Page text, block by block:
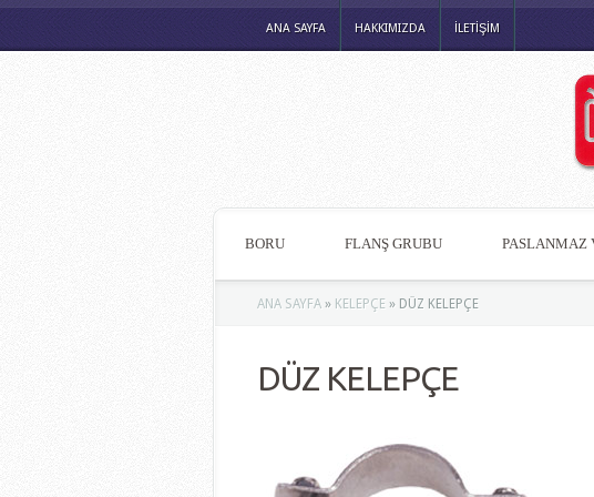
ANA SAYFA HAKKIMIZDA İLETİŞİM
BORU FLANŞ GRUBU PASLANMAZ
ANA SAYFA » KELEPÇE » DÜZ KELEPÇE
DÜZ KELEPÇE